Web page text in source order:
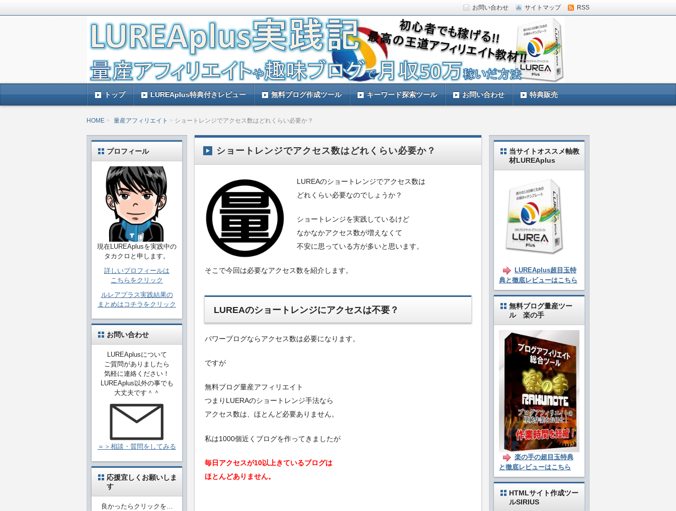
お問い合わせ サイトマップ RSS
LUREAplus実践記！ルレアプラスのレビューサイト！
LUREAplus実践記とレビューです。ルレアプラスを実践して量産アフィリエイトで稼ぐ方法などをレビューしていきます。LUREAplus実践中の私
がレビューするのできっと参考になると思います。
トップ LUREAplus特典付きレビュー 無料ブログ作成ツール キーワード探索ツール お問い合わせ 特典販売
HOME 量産アフィリエイト ショートレンジでアクセス数はどれくらい必要か？
ショートレンジでアクセス数はどれくらい必要か？
LUREAのショートレンジでアクセス数は
どれくらい必要なのでしょうか？
ショートレンジを実践しているけど
なかなかアクセス数が増えなくて
不安に思っている方が多いと思います。
そこで今回は必要なアクセス数を紹介します。
LUREAのショートレンジにアクセスは不要？
パワーブログならアクセス数は必要になります。
ですが
無料ブログ量産アフィリエイト
つまりLUERAのショートレンジ手法なら
アクセス数は、ほとんど必要ありません。
私は1000個近くブログを作ってきましたが
毎日アクセスが10以上きているブログは
ほとんどありません。
プロフィール
現在LUREAplusを実践中の
タカクロと申します。
詳しいプロフィールは
こちらをクリック
ルレアプラス実践結果の
まとめはコチラをクリック
お問い合わせ
LUREAplusについて
ご質問がありましたら
気軽に連絡ください！
LUREAplus以外の事でも
大丈夫です＾＾
＝＞相談・質問をしてみる
応援宜しくお願いしま
す
良かったらクリックを…
当サイトオススメ軸教
材LUREAplus
LUREAplus超目玉特
典と徹底レビューはこちら
無料ブログ量産ツー
ル 楽の手
楽の手の超目玉特典
と徹底レビューはこちら
HTMLサイト作成ツー
ルSIRIUS